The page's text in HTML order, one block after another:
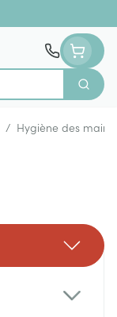
/ Hygiène des mains